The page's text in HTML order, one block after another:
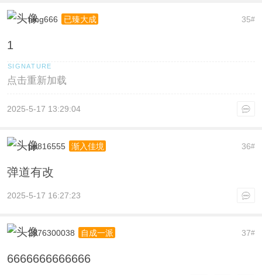
35#
ning666 已臻大成
1
点击重新加载
2025-5-17 13:29:04
36#
pp816555 渐入佳境
弹道有改
2025-5-17 16:27:23
37#
2376300038 自成一派
6666666666666